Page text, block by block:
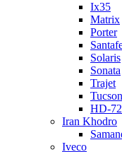
Ix35
Matrix
Porter
Solaris
Sonata
Trajet
Tucson
HD-
Iran Khodro
Iveco